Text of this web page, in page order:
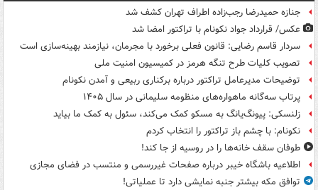
جنازه حمیدرضا رجب‌زاده اطراف تهران کشف شد
عکس/ قرارداد جواد نکونام با تراکتور امضا شد
سردار قاسم رضایی: قانون فعلی برخورد با مجرمان، نیازمند بهینه‌سازی است
تصویب کلیات طرح تنگه هرمز در کمیسیون امنیت ملی
توضیحات مدیرعامل تراکتور درباره برکناری ربیعی و آمدن نکونام
پرتاب سه‌گانه ماهواره‌های منظومه سلیمانی در سال ۱۴۰۵
زلنسکی: پیونگ‌یانگ به مسکو کمک می‌کند، سئول به کمک ما بیاید
نکونام: با چشم باز تراکتور را انتخاب کردم
طوفان سقف خانه‌ها را در روسیه از جا ‌کند!
اطلاعیه باشگاه خیبر درباره صفحات غیررسمی و منتسب در فضای مجازی
توافق مکه بیشتر جنبه نمایشی دارد تا عملیاتی!